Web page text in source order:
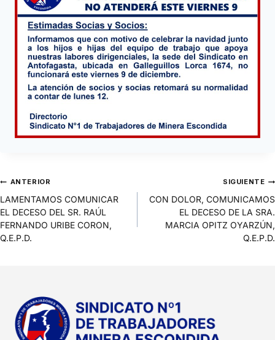
ANTERIOR
LAMENTAMOS COMUNICAR
EL DECESO DEL SR. RAÚL
FERNANDO URIBE CORON,
Q.E.P.D.
SIGUIENTE
CON DOLOR, COMUNICAMOS
EL DECESO DE LA SRA.
MARCIA OPITZ OYARZÚN,
Q.E.P.D.